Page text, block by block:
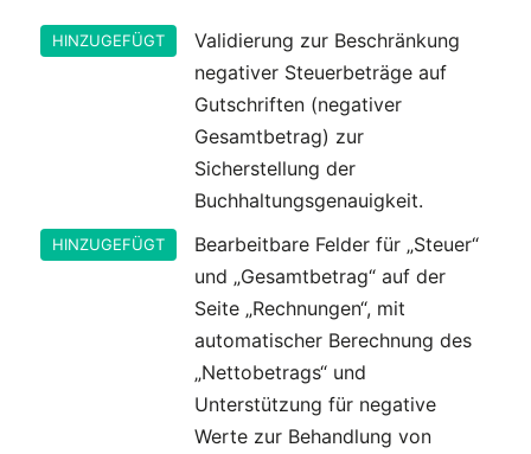
HINZUGEFÜGT
Validierung zur Beschränkung
negativer Steuerbeträge auf
Gutschriften (negativer
Gesamtbetrag) zur
Sicherstellung der
Buchhaltungsgenauigkeit.
HINZUGEFÜGT
Bearbeitbare Felder für „Steuer“
und „Gesamtbetrag“ auf der
Seite „Rechnungen“, mit
automatischer Berechnung des
„Nettobetrags“ und
Unterstützung für negative
Werte zur Behandlung von